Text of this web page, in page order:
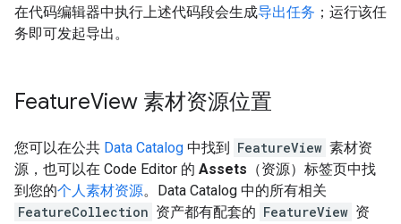
在代码编辑器中执行上述代码段会生成导出任务 ；运行该任
务即可发起导出。
FeatureView 素材资源位置
您可以在公共 Data Catalog 中找到 FeatureView 素材资
源，也可以在 Code Editor 的 Assets （资源）标签页中找
到您的个人素材资源。Data Catalog 中的所有相关
FeatureCollection 资产都有配套的 FeatureView 资